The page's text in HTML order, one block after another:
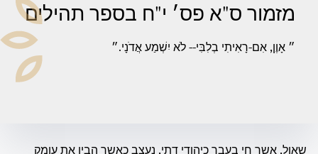
מזמור ס"א פס׳ י"ח בספר תהילים
״ אָוֶן, אִם-רָאִיתִי בְלִבִּי-- לֹא יִשְׁמַע אֲדֹנָי.״
שאול, אשר חי בעבר כיהודי דתי, נעצב כאשר הבין את עומק